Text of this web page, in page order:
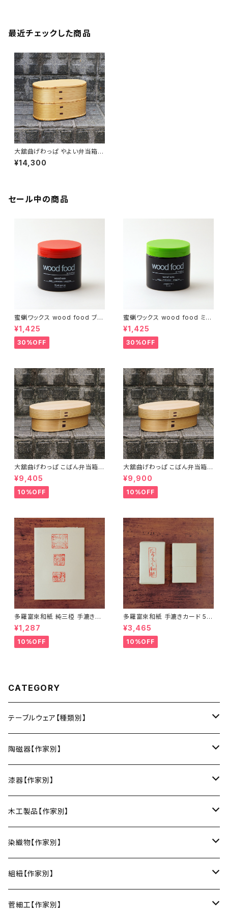
最近チェックした商品
大舘曲げわっぱ やよい弁当箱
りょうび庵 秋田県大舘市【伝統
的工芸品】【民藝品】【ギフト プレ
¥14,300
セール中の商品
蜜蝋ワックス wood food ブラ
ッドオレンジ【DIY】【木工】【ギフ
ト プレゼント】【父の日 お誕生
日】
¥1,425
30%OFF
蜜蝋ワックス wood food ミン
ト【DIY】【木工】【ギフト プレゼン
ト】【父の日 お誕生日】
¥1,425
30%OFF
大舘曲げわっぱ こばん弁当箱
（小） りょうび庵 秋田県大舘市
【伝統的工芸品】【民藝品】【ギフ
ト プレゼント】【父の日 お誕生
日】
¥9,405
10%OFF
大舘曲げわっぱ こばん弁当箱
（中） りょうび庵 秋田県大舘市
【伝統的工芸品】【民藝品】【ギフ
ト プレゼント】【父の日 お誕生
日】
¥9,900
10%OFF
多羅富來和紙 純三椏 手漉き便
箋 10枚入り【伊予和紙】【愛媛県
四国中央市】【伝統工芸品】【民
藝品】【ギフト プレゼント】【父の
日 お誕生日】
¥1,287
10%OFF
多羅富來和紙 手漉きカード 50
枚入り【伊予和紙】【愛媛県四国
中央市】【伝統工芸品】【民藝品】
【ギフト プレゼント】【父の日 お
誕生日】
¥3,465
10%OFF
CATEGORY
テーブルウェア【種類別】
お皿
豆皿
丸皿
小鉢・中鉢・大鉢
小鉢
中鉢
ご飯茶碗
お椀・ボウル
お椀
丼
湯呑・カップ
マグカップ
酒器
陶磁器【作家別】
小春花窯（瀬戸焼／愛知）
HORITSUKE（瀬戸焼／愛知）
馬の目皿
AND C（瀬戸焼／愛知）
Trace Face（瀬戸焼／愛知）
m.m.d.（瀬戸焼／愛知）
漆器【作家別】
中田漆木（香川）
庵治漆 -AJIURUSHI
讃岐石地塗
erakko（京都）
suosikki（京都）
うるしおいしおはし
木工製品【作家別】
りょうび庵（曲げわっぱ／秋田）
erakko（木と漆／京都）
甲斐のぶお工房（竹のカトラリー／大分）
染織物【作家別】
藤本つむぎ工房（上田紬／長野）
巾着袋
清原遥（テキスタイル／滋賀）
組紐【作家別】
昇苑くみひも（京都）
菅細工【作家別】